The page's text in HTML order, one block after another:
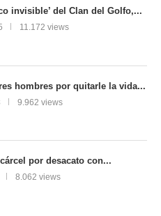
invisible’ del Clan del Golfo,...
11.172 views
hombres por quitarle la vida...
9.962 views
por desacato con...
8.062 views